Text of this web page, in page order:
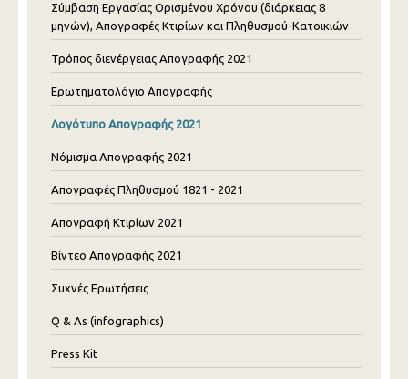
Σύμβαση Εργασίας Ορισμένου Χρόνου (διάρκειας 8
μηνών), Απογραφές Κτιρίων και Πληθυσμού-Κατοικιών
Τρόπος διενέργειας Απογραφής 2021
Ερωτηματολόγιο Απογραφής
Λογότυπο Απογραφής 2021
Νόμισμα Απογραφής 2021
Απογραφές Πληθυσμού 1821 - 2021
Απογραφή Κτιρίων 2021
Βίντεο Απογραφής 2021
Συχνές Ερωτήσεις
Q & As (infographics)
Press Kit